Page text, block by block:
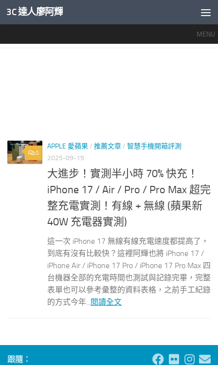
內文下方
3C 達人廖阿輝
MENU
0
APPLE 愛蘋果/ 推薦文章/ 智慧手機開箱評測
2025-09-19
大進步！實測半小時 70% 快充！
iPhone 17 / Air / Pro / Pro Max 超完
整充電實測！有線 + 無線 (蘋果新
40W 充電器實測)
這一次 iPhone 17 無線有線充電速度都提高了，
到底有沒有比較快？這裡阿輝也將 iPhone 17 /
iPhone Air / iPhone 17 Pro / iPhone 17 Pro Max 四
台機器全部的充電時間也測試與記錄完畢，完整
表單也可以參考彙整的資料表格，之前手工紀錄
的方式今年...閱讀全文
跟隨：